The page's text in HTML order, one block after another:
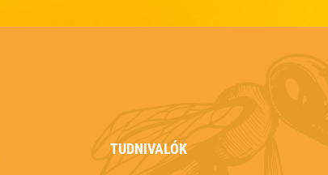
TUDNIVALÓK